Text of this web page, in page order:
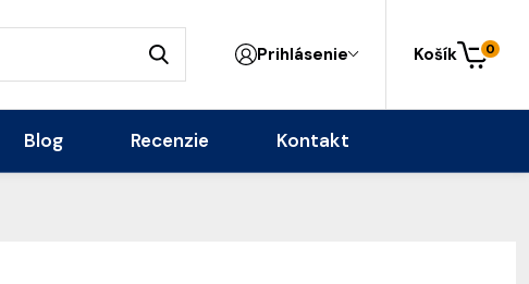
Prihlásenie Košík 0
Blog Recenzie Kontakt